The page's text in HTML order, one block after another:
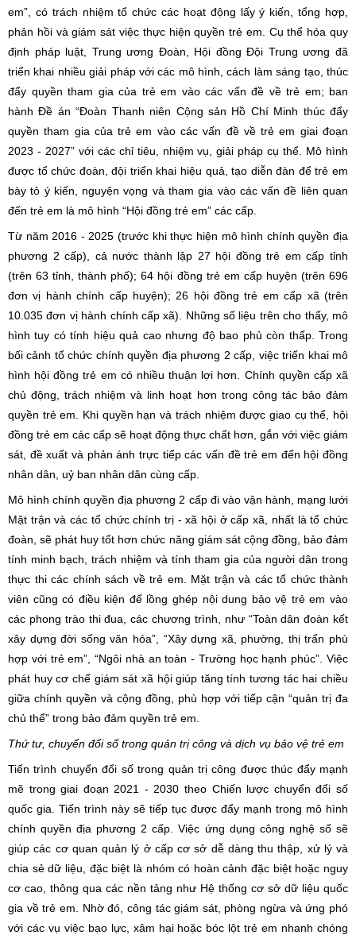
em”,
có trách nhiệm tổ chức các hoạt động lấy ý kiến, tổng hợp,
phản hồi và giám sát việc thực hiện quyền trẻ em. Cụ thể hóa quy
định pháp luật, Trung ương Đoàn, Hội đồng Đội Trung ương đã
triển khai nhiều giải pháp với các mô hình, cách làm sáng tạo, thúc
đẩy quyền tham gia của trẻ em vào các vấn đề về trẻ em; ban
hành Đề án “Đoàn Thanh niên Cộng sản Hồ Chí Minh thúc đẩy
quyền tham gia của trẻ em vào các vấn đề về trẻ em giai đoạn
2023 - 2027” với các chỉ tiêu, nhiệm vụ, giải pháp cụ thể. Mô hình
được tổ chức đoàn, đội triển khai hiệu quả, tạo diễn đàn để trẻ em
bày tỏ ý kiến, nguyện vọng và tham gia vào các vấn đề liên quan
đến trẻ em là mô hình “Hội đồng trẻ em” các cấp.
Từ năm 2016 - 2025 (trước khi thực hiện mô hình chính quyền địa
phương 2 cấp), cả nước thành lập 27 hội đồng trẻ em cấp tỉnh
(trên 63 tỉnh, thành phố); 64 hội đồng trẻ em cấp huyện (trên 696
đơn vị hành chính cấp huyện); 26 hội đồng trẻ em cấp xã (trên
10.035 đơn vị hành chính cấp xã). Những số liệu trên cho thấy, mô
hình tuy có tính hiệu quả cao nhưng độ bao phủ còn thấp. Trong
bối cảnh tổ chức chính quyền địa phương 2 cấp, việc triển khai mô
hình hội đồng trẻ em có nhiều thuận lợi hơn. Chính quyền cấp xã
chủ động, trách nhiệm và linh hoạt hơn trong công tác bảo đảm
quyền trẻ em. Khi quyền hạn và trách nhiệm được giao cụ thể, hội
đồng trẻ em các cấp sẽ hoạt động thực chất hơn, gắn với việc giám
sát, đề xuất và phản ánh trực tiếp các vấn đề trẻ em đến hội đồng
nhân dân, uỷ ban nhân dân cùng cấp.
Mô hình chính quyền địa phương 2 cấp đi vào vận hành, mạng lưới
Mặt trận và các tổ chức chính trị - xã hội ở cấp xã, nhất là tổ chức
đoàn, sẽ phát huy tốt hơn chức năng giám sát cộng đồng, bảo đảm
tính minh bạch, trách nhiệm và tính tham gia của người dân trong
thực thi các chính sách về trẻ em. Mặt trận và các tổ chức thành
viên cũng có điều kiện để lồng ghép nội dung bảo vệ trẻ em vào
các phong trào thi đua, các chương trình, như “Toàn dân đoàn kết
xây dựng đời sống văn hóa”, “Xây dựng xã, phường, thị trấn phù
hợp với trẻ em”, “Ngôi nhà an toàn - Trường học hạnh phúc”. Việc
phát huy cơ chế giám sát xã hội giúp tăng tính tương tác hai chiều
giữa chính quyền và cộng đồng, phù hợp với tiếp cận “quản trị đa
chủ thể” trong bảo đảm quyền trẻ em.
Thứ tư, chuyển đổi số trong quản trị công và dịch vụ bảo vệ trẻ em
Tiến trình chuyển đổi số trong quản trị công được thúc đẩy mạnh
mẽ trong giai đoạn 2021 - 2030 theo Chiến lược chuyển đổi số
quốc gia. Tiến trình này sẽ tiếp tục được đẩy mạnh trong mô hình
chính quyền địa phương 2 cấp. Việc ứng dụng công nghệ số sẽ
giúp các cơ quan quản lý ở cấp cơ sở dễ dàng thu thập, xử lý và
chia sẻ dữ liệu, đặc biệt là nhóm có hoàn cảnh đặc biệt hoặc nguy
cơ cao, thông qua các nền tảng như Hệ thống cơ sở dữ liệu quốc
gia về trẻ em. Nhờ đó, công tác giám sát, phòng ngừa và ứng phó
với các vụ việc bạo lực, xâm hại hoặc bóc lột trẻ em nhanh chóng